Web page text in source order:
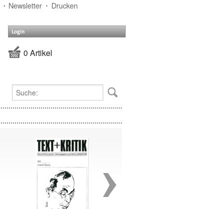
Newsletter Drucken
Login
0 Artikel